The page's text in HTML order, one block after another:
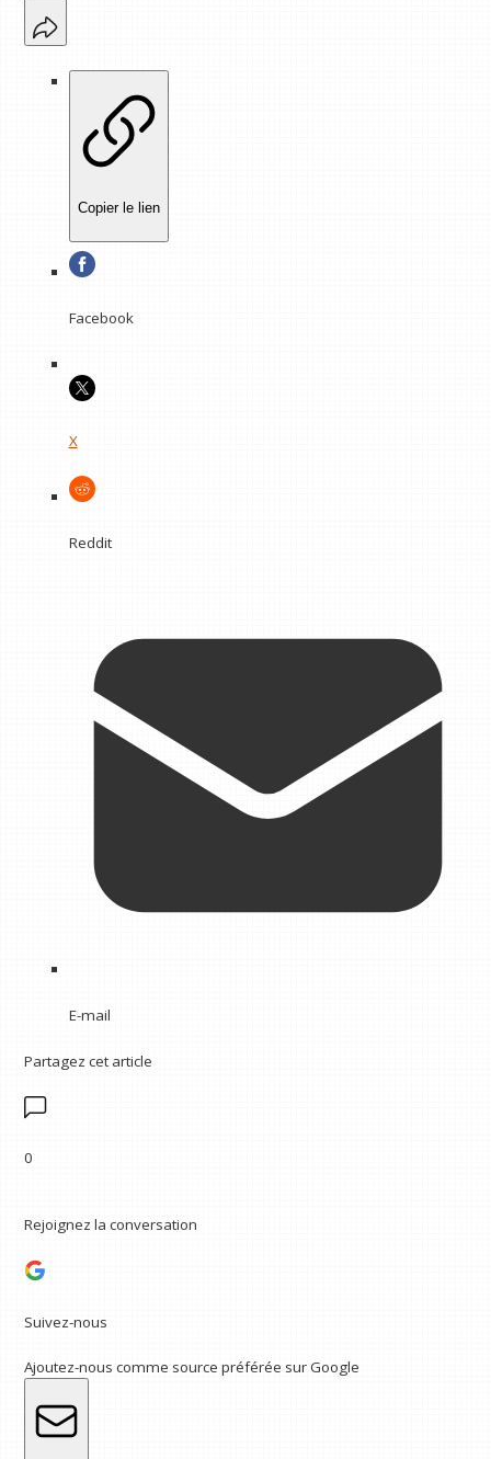
Copier le lien
Facebook
X
Reddit
E-mail
Partagez cet article
0
Rejoignez la conversation
Suivez-nous
Ajoutez-nous comme source préférée sur Google